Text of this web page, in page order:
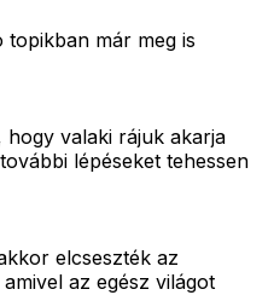
már meg is
valaki rájuk akarja
lépéseket tehessen
elcseszték az
az egész világot